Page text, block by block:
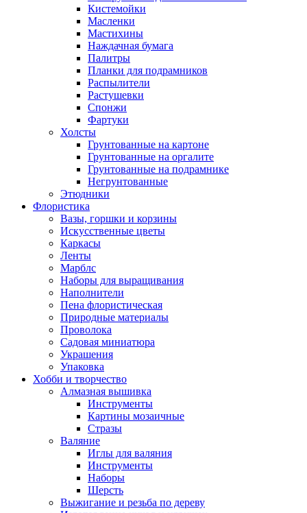
Кистемойки
Масленки
Мастихины
Наждачная бумага
Палитры
Планки для подрамников
Распылители
Растушевки
Спонжи
Фартуки
Холсты
Грунтованные на картоне
Грунтованные на оргалите
Грунтованные на подрамнике
Негрунтованные
Этюдники
Флористика
Вазы, горшки и корзины
Искусственные цветы
Каркасы
Ленты
Марблс
Наборы для выращивания
Наполнители
Пена флористическая
Природные материалы
Проволока
Садовая миниатюра
Украшения
Упаковка
Хобби и творчество
Алмазная вышивка
Инструменты
Картины мозаичные
Стразы
Валяние
Иглы для валяния
Инструменты
Наборы
Шерсть
Выжигание и резьба по дереву